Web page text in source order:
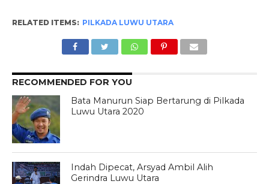
RELATED ITEMS: PILKADA LUWU UTARA
RECOMMENDED FOR YOU
Bata Manurun Siap Bertarung di Pilkada
Luwu Utara 2020
Indah Dipecat, Arsyad Ambil Alih
Gerindra Luwu Utara